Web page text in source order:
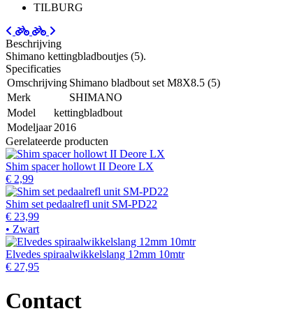
TILBURG
Beschrijving
Shimano kettingbladboutjes (5).
Specificaties
Omschrijving Shimano bladbout set M8X8.5 (5)
Merk
SHIMANO
Model
kettingbladbout
Modeljaar 2016
Gerelateerde producten
Shim spacer hollowt II Deore LX
€ 2,99
Shim set pedaalrefl unit SM-PD22
€ 23,99
• Zwart
Elvedes spiraalwikkelslang 12mm 10mtr
€ 27,95
Contact